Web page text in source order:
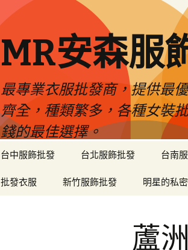
MR安森服
最專業衣服批發商，提供最
齊全，種類繁多，各種女裝
錢的最佳選擇。
台中服飾批發 台北服飾批發 台南
批發衣服 新竹服飾批發 明星的私
蘆